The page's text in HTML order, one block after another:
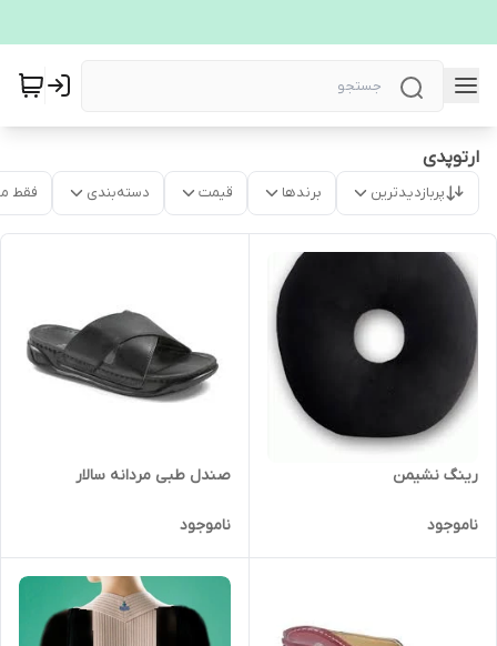
ارتوپدی
پربازدیدترین برندها قیمت دسته‌بندی فقط
رینگ نشیمن
ناموجود
صندل طبی مردانه سالار
ناموجود